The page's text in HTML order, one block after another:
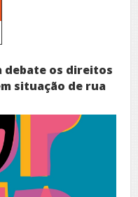
debate os direitos
situação de rua